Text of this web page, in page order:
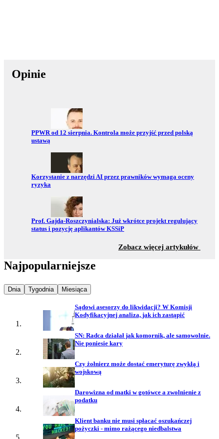
Opinie
Przejdź do:
PPWR od 12 sierpnia. Kontrola może przyjść przed polską
ustawą
Przejdź do:
Korzystanie z narzędzi AI przez prawników wymaga oceny
ryzyka
Przejdź do:
Prof. Gajda-Roszczynialska: Już wkrótce projekt regulujący
status i pozycję aplikantów KSSiP
Zobacz więcej artykułów
Najpopularniejsze
Najpopularniejsze wiadomości z
Dnia Najpopularniejsze wiadomości z
Tygodnia Najpopularniejsze wiadomości z
Miesiąca
Sądowi asesorzy do likwidacji? W Komisji
Kodyfikacyjnej analiza, jak ich zastąpić
SN: Radca działał jak komornik, ale samowolnie.
Nie poniesie kary
Czy żołnierz może dostać emeryturę zwykłą i
wojskową
Darowizna od matki w gotówce a zwolnienie z
podatku
Klient banku nie musi spłacać oszukańczej
pożyczki - mimo rażącego niedbalstwa